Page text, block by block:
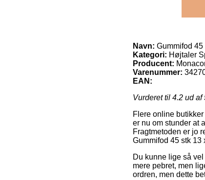
Navn: Gummifod
Kategori: Højtaler
Producent:
Varenummer:
EAN:
Vurderet til 4.2 ud af
Flere online
er nu om stunder at
Fragtmetoden er jo
Gummifod 45 stk 13
Du kunne lige så
mere pebret, men
ordren, men dette